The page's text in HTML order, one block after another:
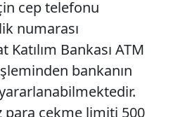
cep telefonu
numarası
Bankası ATM
bankanın
para çekme limiti 500